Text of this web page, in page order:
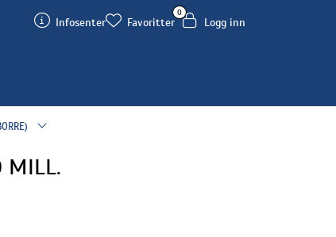
Infosenter
0
Favoritter Logg inn
MILL.